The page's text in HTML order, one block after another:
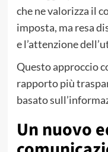
che ne valorizza il
imposta, ma resa
e l’attenzione
Questo approccio
rapporto più
basato
Un nuovo